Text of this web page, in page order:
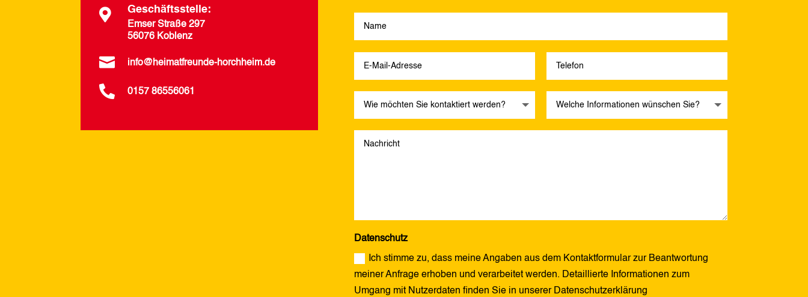
 Geschäftsstelle:
Emser Straße 297
56076 Koblenz
 info@heimatfreunde-horchheim.de
 0157 86556061
Datenschutz
Ich stimme zu, dass meine Angaben aus dem Kontaktformular zur Beantwortung
meiner Anfrage erhoben und verarbeitet werden. Detaillierte Informationen zum
Umgang mit Nutzerdaten finden Sie in unserer Datenschutzerklärung